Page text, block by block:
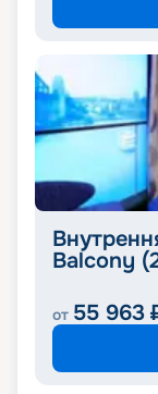
Balcony
от 55 963